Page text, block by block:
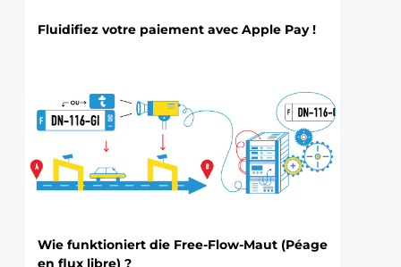
Fluidifiez votre paiement avec Apple Pay !
Wie funktioniert die Free-Flow-Maut (Péage
en flux libre) ?